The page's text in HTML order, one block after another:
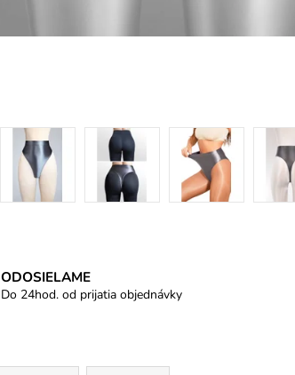
ODOSIELAME
Do 24hod. od prijatia objednávky